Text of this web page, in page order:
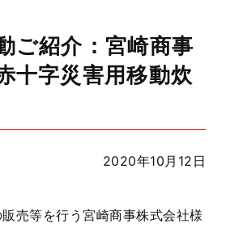
ご紹介：宮崎商事
十字災害用移動炊
2020年10月12日
売等を行う宮崎商事株式会社様